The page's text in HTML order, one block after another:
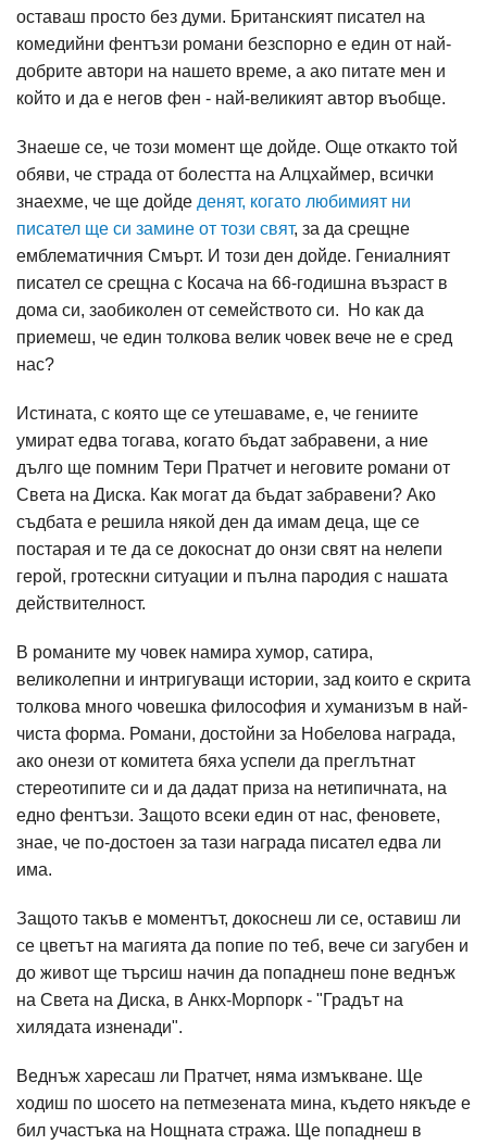
оставаш просто без думи. Британският писател на
комедийни фентъзи романи безспорно е един от най-
добрите автори на нашето време, а ако питате мен и
който и да е негов фен - най-великият автор въобще.
Знаеше се, че този момент ще дойде. Още откакто той
обяви, че страда от болестта на Алцхаймер, всички
знаехме, че ще дойде денят, когато любимият ни
писател ще си замине от този свят, за да срещне
емблематичния Смърт. И този ден дойде. Гениалният
писател се срещна с Косача на 66-годишна възраст в
дома си, заобиколен от семейството си. Но как да
приемеш, че един толкова велик човек вече не е сред
нас?
Истината, с която ще се утешаваме, е, че гениите
умират едва тогава, когато бъдат забравени, а ние
дълго ще помним Тери Пратчет и неговите романи от
Света на Диска. Как могат да бъдат забравени? Ако
съдбата е решила някой ден да имам деца, ще се
постарая и те да се докоснат до онзи свят на нелепи
герой, гротескни ситуации и пълна пародия с нашата
действителност.
В романите му човек намира хумор, сатира,
великолепни и интригуващи истории, зад които е скрита
толкова много човешка философия и хуманизъм в най-
чиста форма. Романи, достойни за Нобелова награда,
ако онези от комитета бяха успели да преглътнат
стереотипите си и да дадат приза на нетипичната, на
едно фентъзи. Защото всеки един от нас, феновете,
знае, че по-достоен за тази награда писател едва ли
има.
Защото такъв е моментът, докоснеш ли се, оставиш ли
се цветът на магията да попие по теб, вече си загубен и
до живот ще търсиш начин да попаднеш поне веднъж
на Света на Диска, в Анкх-Морпорк - "Градът на
хилядата изненади".
Веднъж харесаш ли Пратчет, няма измъкване. Ще
ходиш по шосето на петмезената мина, където някъде е
бил участъка на Нощната стража. Ще попаднеш в